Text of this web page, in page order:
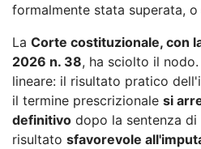
formalmente stata superata, o
La Corte costituzionale, con
2026 n. 38, ha sciolto il
lineare: il risultato pratico
il termine prescrizionale si
definitivo dopo la sentenza
risultato sfavorevole